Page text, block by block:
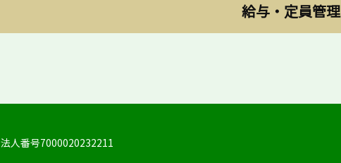
給与・定員管理
法人番号7000020232211